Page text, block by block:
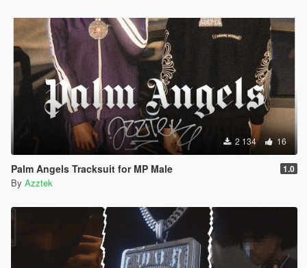
2 134 16
Palm Angels Tracksuit for MP Male 1.0
By Azztek